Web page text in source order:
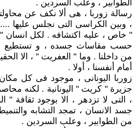
الطوابير ، وعلب السردين .
رسالة زوربا ، هى ألا نكف عن
، وبين الكراسى التى نجلس عليها
" خاص ، عليه اكتشافه . لكل انسان
حسب مقاسات جسده ، و تستطيع
من داخلنا . وما " العفريت " ، الا
أمام أنفسنا ، أولا .
زوربا اليونانى ، موجود فى كل
جزيرة " كريت " اليونانية . لكنه
، التى لا تزدهر ، الا بوجود ثقافة "
جسد الانسان ، تمجد التشابه
من الطوابير ، وعلب السردين .